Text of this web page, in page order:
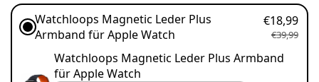
49 mm
Watchloops Magnetic Leder Plus
Armband für Apple Watch
€18,99
€39,99
Watchloops Magnetic Leder Plus Armband
für Apple Watch